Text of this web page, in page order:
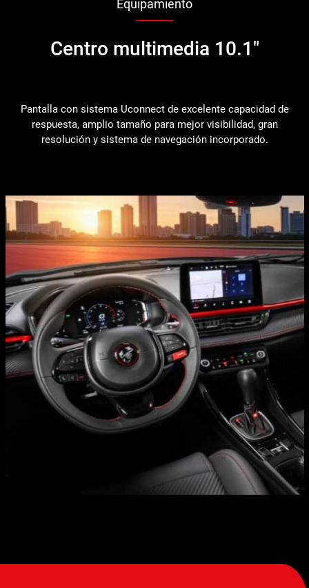
Equipamiento
Centro multimedia 10.1"
Pantalla con sistema Uconnect de excelente capacidad de
respuesta, amplio tamaño para mejor visibilidad, gran
resolución y sistema de navegación incorporado.